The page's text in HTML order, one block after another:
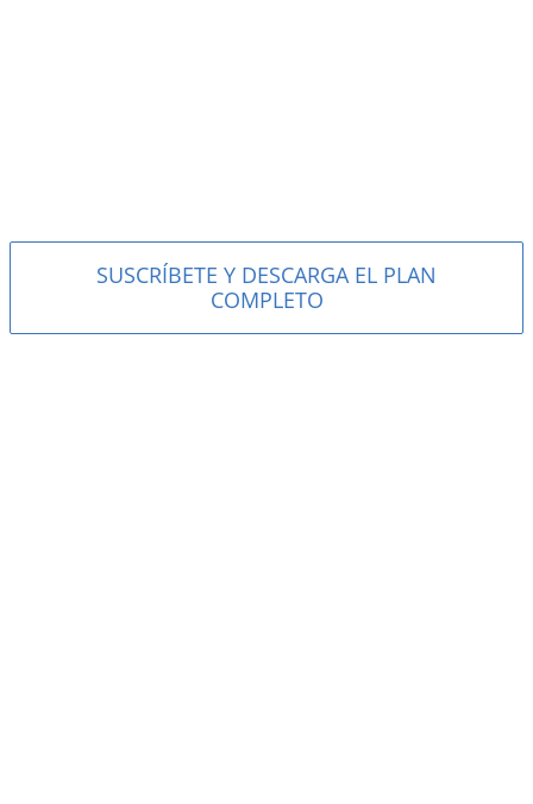
SUSCRÍBETE Y DESCARGA EL PLAN
COMPLETO